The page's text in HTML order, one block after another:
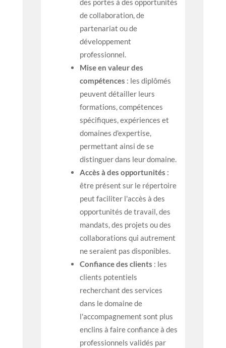
des portes à des opportunités
de collaboration, de
partenariat ou de
développement
professionnel.
Mise en valeur des
compétences : les diplômés
peuvent détailler leurs
formations, compétences
spécifiques, expériences et
domaines d'expertise,
permettant ainsi de se
distinguer dans leur domaine.
Accès à des opportunités :
être présent sur le répertoire
peut faciliter l'accès à des
opportunités de travail, des
mandats, des projets ou des
collaborations qui autrement
ne seraient pas disponibles.
Confiance des clients : les
clients potentiels
recherchant des services
dans le domaine de
l'accompagnement sont plus
enclins à faire confiance à des
professionnels validés par